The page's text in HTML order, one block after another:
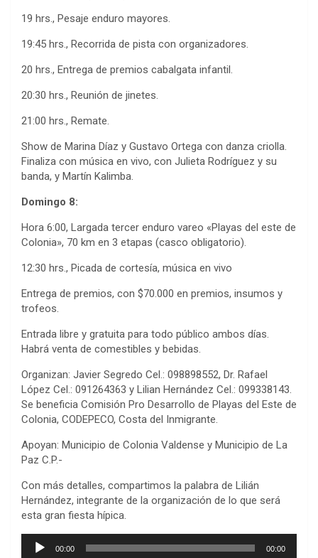
19 hrs., Pesaje enduro mayores.
19:45 hrs., Recorrida de pista con organizadores.
20 hrs., Entrega de premios cabalgata infantil.
20:30 hrs., Reunión de jinetes.
21:00 hrs., Remate.
Show de Marina Díaz y Gustavo Ortega con danza criolla.
Finaliza con música en vivo, con Julieta Rodríguez y su
banda, y Martín Kalimba.
Domingo 8:
Hora 6:00, Largada tercer enduro vareo «Playas del este de
Colonia», 70 km en 3 etapas (casco obligatorio).
12:30 hrs., Picada de cortesía, música en vivo
Entrega de premios, con $70.000 en premios, insumos y
trofeos.
Entrada libre y gratuita para todo público ambos días.
Habrá venta de comestibles y bebidas.
Organizan: Javier Segredo Cel.: 098898552, Dr. Rafael
López Cel.: 091264363 y Lilian Hernández Cel.: 099338143.
Se beneficia Comisión Pro Desarrollo de Playas del Este de
Colonia, CODEPECO, Costa del Inmigrante.
Apoyan: Municipio de Colonia Valdense y Municipio de La
Paz C.P.-
Con más detalles, compartimos la palabra de Lilián
Hernández, integrante de la organización de lo que será
esta gran fiesta hípica.
Reproductor
00:00 00:00